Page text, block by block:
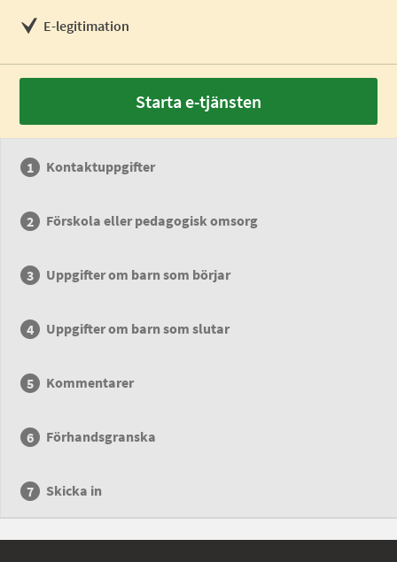
E-legitimation
Starta e-tjänsten
Kontaktuppgifter
Förskola eller pedagogisk omsorg
Uppgifter om barn som börjar
Uppgifter om barn som slutar
Kommentarer
Förhandsgranska
Skicka in